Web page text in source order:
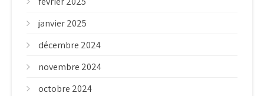
janvier 2025
décembre 2024
novembre 2024
octobre 2024